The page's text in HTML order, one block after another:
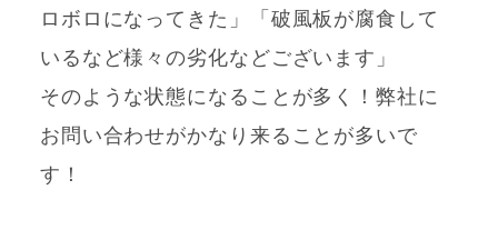
ロボロになってきた」「破風板が腐食して
いるなど様々の劣化などございます」
そのような状態になることが多く！弊社に
お問い合わせがかなり来ることが多いで
す！